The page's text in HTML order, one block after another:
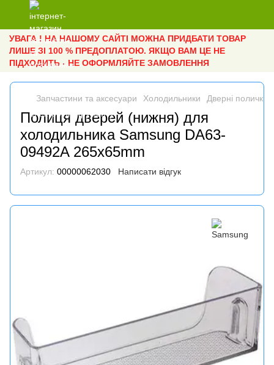
УВАГА ! НА НАШОМУ САЙТІ МОЖНА ПРИДБАТИ ТОВАР
ЛИШЕ ЗІ 100 % ПРЕДОПЛАТОЮ. ЯКЩО ВАМ ЦЕ НЕ
ПІДХОДИТЬ - НЕ ОФОРМЛЯЙТЕ ЗАМОВЛЕННЯ
Запчастини та аксесуари Холодильники Дверні полички
Полиця дверей (нижня) для
холодильника Samsung DA63-
09492A 265x65mm
Артикул: 00000062030 Написати відгук